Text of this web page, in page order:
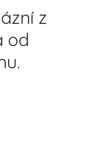
z
od